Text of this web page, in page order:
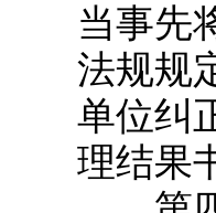
当事先
法规规
单位纠
理结果